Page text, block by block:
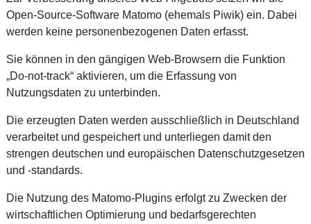
Open-Source-Software Matomo (ehemals Piwik) ein. Dabei
werden keine personenbezogenen Daten erfasst.
Sie können in den gängigen Web-Browsern die Funktion
„Do-not-track“ aktivieren, um die Erfassung von
Nutzungsdaten zu unterbinden.
Die erzeugten Daten werden ausschließlich in Deutschland
verarbeitet und gespeichert und unterliegen damit den
strengen deutschen und europäischen Datenschutzgesetzen
und -standards.
Die Nutzung des Matomo-Plugins erfolgt zu Zwecken der
wirtschaftlichen Optimierung und bedarfsgerechten